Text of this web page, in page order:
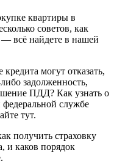
квартиры в
советов, как
всё найдете в нашей
могут отказать,
задолженность,
ПДД? Как узнать о
службе
тут.
получить страховку
и каков порядок